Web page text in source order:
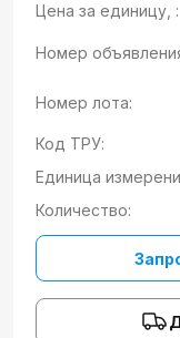
Цена за единицу, :
Номер
Номер лота:
Код ТРУ:
Единица
Количество: